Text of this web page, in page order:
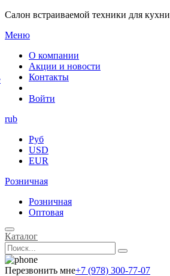
Салон встраиваемой техники для кухни
Меню
О компании
Акции и новости
Контакты
Войти
rub
Руб
USD
EUR
Розничная
Розничная
Оптовая
Каталог
Перезвонить мне+7 (978) 300-77-07